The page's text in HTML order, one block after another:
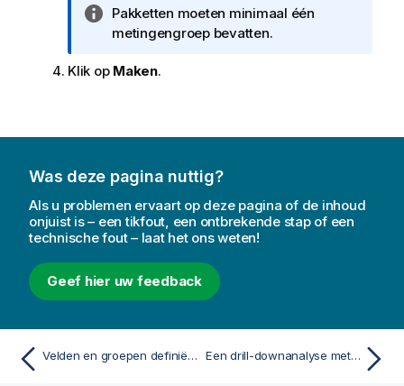
I
n
o
i
e
Pakketten moeten minimaal één
metingengroep bevatten.
Klik op Maken.
Was deze pagina nuttig?
Als u problemen ervaart op deze pagina of de inhoud
onjuist is – een tikfout, een ontbrekende stap of een
technische fout – laat het ons weten!
Geef hier uw feedback
Velden en groepen definiëren Een drill-downanalyse met hiërarchieën maken